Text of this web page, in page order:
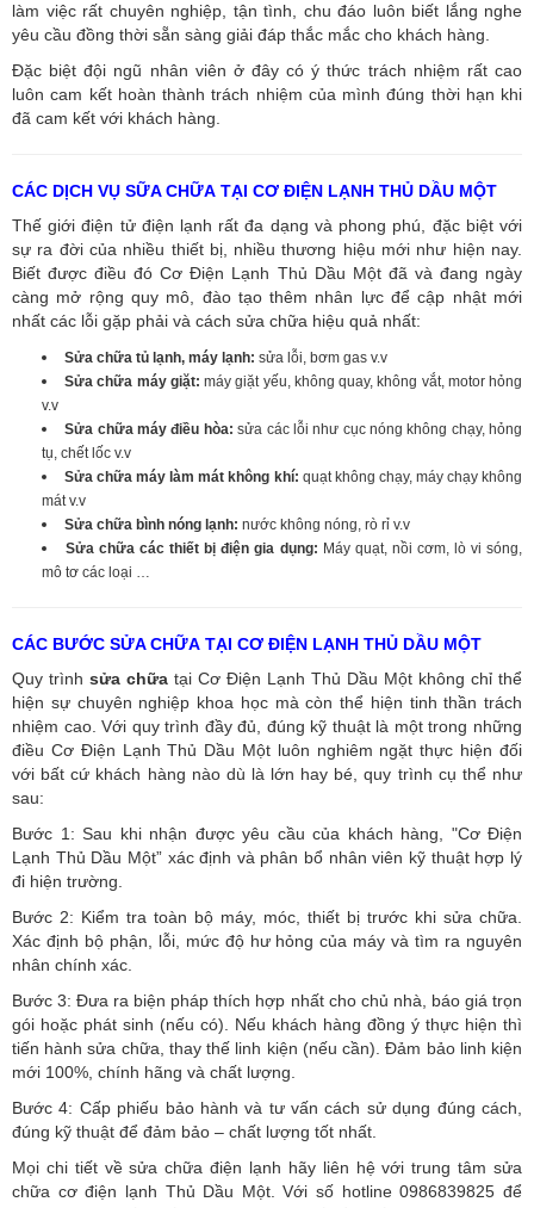
làm việc rất chuyên nghiệp, tận tình, chu đáo luôn biết lắng nghe
yêu cầu đồng thời sẵn sàng giải đáp thắc mắc cho khách hàng.
Đặc biệt đội ngũ nhân viên ở đây có ý thức trách nhiệm rất cao
luôn cam kết hoàn thành trách nhiệm của mình đúng thời hạn khi
đã cam kết với khách hàng.
CÁC DỊCH VỤ SỮA CHỮA TẠI CƠ ĐIỆN LẠNH THỦ DẦU MỘT
Thế giới điện tử điện lạnh rất đa dạng và phong phú, đặc biệt với
sự ra đời của nhiều thiết bị, nhiều thương hiệu mới như hiện nay.
Biết được điều đó Cơ Điện Lạnh Thủ Dầu Một đã và đang ngày
càng mở rộng quy mô, đào tạo thêm nhân lực để cập nhật mới
nhất các lỗi gặp phải và cách sửa chữa hiệu quả nhất:
Sửa chữa tủ lạnh, máy lạnh: sửa lỗi, bơm gas v.v
Sửa chữa máy giặt:máy giặt yếu, không quay, không vắt, motor hỏng
v.v
Sửa chữa máy điều hòa: sửa các lỗi như cục nóng không chạy, hỏng
tụ, chết lốc v.v
Sửa chữa máy làm mát không khí: quạt không chạy, máy chạy không
mát v.v
Sửa chữa bình nóng lạnh: nước không nóng, rò rỉ v.v
Sửa chữa các thiết bị điện gia dụng: Máy quạt, nồi cơm, lò vi sóng,
mô tơ các loại …
CÁC BƯỚC SỬA CHỮA TẠI CƠ ĐIỆN LẠNH THỦ DẦU MỘT
Quy trình sửa chữa tại Cơ Điện Lạnh Thủ Dầu Một không chỉ thể
hiện sự chuyên nghiệp khoa học mà còn thể hiện tinh thần trách
nhiệm cao. Với quy trình đầy đủ, đúng kỹ thuật là một trong những
điều Cơ Điện Lạnh Thủ Dầu Một luôn nghiêm ngặt thực hiện đối
với bất cứ khách hàng nào dù là lớn hay bé, quy trình cụ thể như
sau:
Bước 1: Sau khi nhận được yêu cầu của khách hàng, "Cơ Điện
Lạnh Thủ Dầu Một” xác định và phân bổ nhân viên kỹ thuật hợp lý
đi hiện trường.
Bước 2: Kiểm tra toàn bộ máy, móc, thiết bị trước khi sửa chữa.
Xác định bộ phận, lỗi, mức độ hư hỏng của máy và tìm ra nguyên
nhân chính xác.
Bước 3: Đưa ra biện pháp thích hợp nhất cho chủ nhà, báo giá trọn
gói hoặc phát sinh (nếu có). Nếu khách hàng đồng ý thực hiện thì
tiến hành sửa chữa, thay thế linh kiện (nếu cần). Đảm bảo linh kiện
mới 100%, chính hãng và chất lượng.
Bước 4: Cấp phiếu bảo hành và tư vấn cách sử dụng đúng cách,
đúng kỹ thuật để đảm bảo – chất lượng tốt nhất.
Mọi chi tiết về sửa chữa điện lạnh hãy liên hệ với trung tâm sửa
chữa cơ điện lạnh Thủ Dầu Một. Với số hotline 0986839825 để